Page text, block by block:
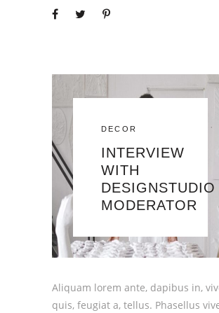
DECOR
INTERVIEW
WITH
DESIGNSTUDIO
MODERATOR
Aliquam lorem ante, dapibus in,
quis, feugiat a, tellus. Phasellus